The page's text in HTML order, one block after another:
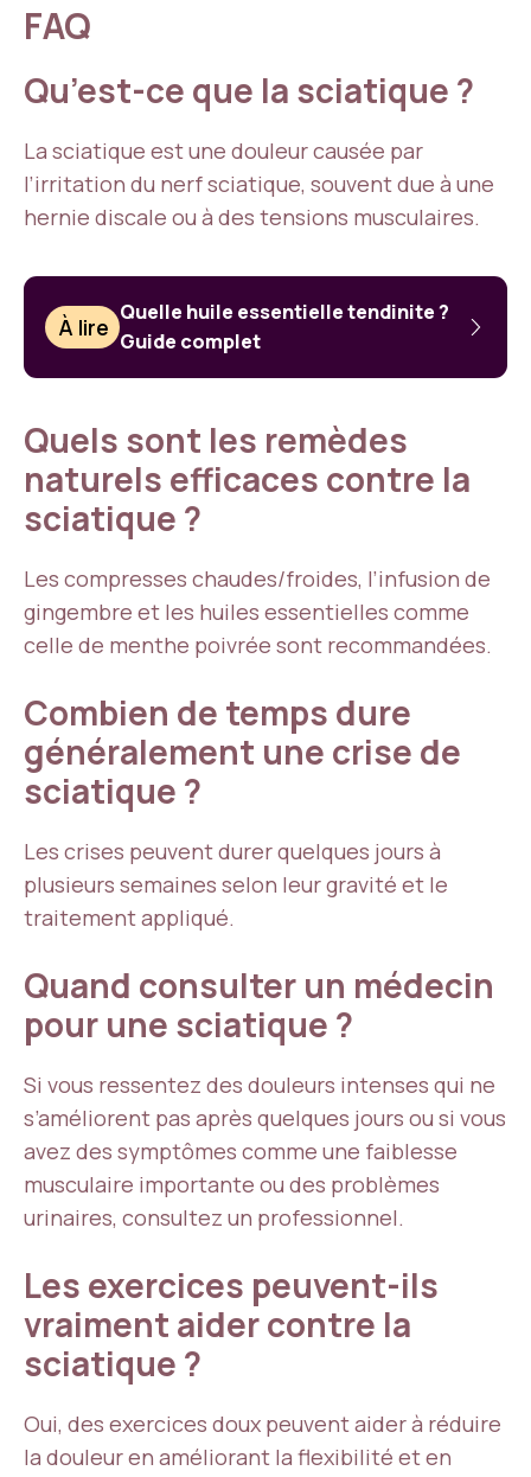
FAQ
Qu’est-ce que la sciatique ?
La sciatique est une douleur causée par
l’irritation du nerf sciatique, souvent due à une
hernie discale ou à des tensions musculaires.
À lire
Quelle huile essentielle tendinite ?
Guide complet
Quels sont les remèdes
naturels efficaces contre la
sciatique ?
Les compresses chaudes/froides, l’infusion de
gingembre et les huiles essentielles comme
celle de menthe poivrée sont recommandées.
Combien de temps dure
généralement une crise de
sciatique ?
Les crises peuvent durer quelques jours à
plusieurs semaines selon leur gravité et le
traitement appliqué.
Quand consulter un médecin
pour une sciatique ?
Si vous ressentez des douleurs intenses qui ne
s’améliorent pas après quelques jours ou si vous
avez des symptômes comme une faiblesse
musculaire importante ou des problèmes
urinaires, consultez un professionnel.
Les exercices peuvent-ils
vraiment aider contre la
sciatique ?
Oui, des exercices doux peuvent aider à réduire
la douleur en améliorant la flexibilité et en